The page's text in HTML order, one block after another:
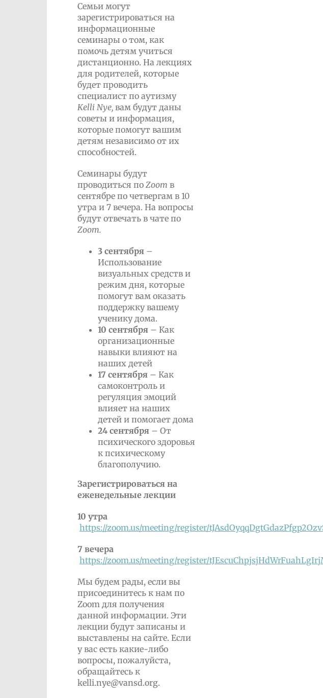
Семьи могут
зарегистрироваться на
информационные
семинары о том, как
помочь детям учиться
дистанционно. На лекциях
для родителей, которые
будет проводить
специалист по аутизму
Kelli Nye,вам будут даны
советы и информация,
которые помогут вашим
детям независимо от их
способностей.
Семинары будут
проводиться поZoom в
сентябре по четвергам в 10
утра и 7 вечера. На вопросы
будут отвечать в чате по
Zoom.
3 сентября –
Использование
визуальных средств и
режим дня, которые
помогут вам оказать
поддержку вашему
ученику дома.
10сентября – Как
организационные
навыки влияют на
наших детей
17 сентября – Как
самоконтроль и
регуляция эмоций
влияет на наших
детей и помогает дома
24 сентября – От
психического здоровья
к психическому
благополучию.
Зарегистрироваться на
еженедельные лекции
10 утра
https://zoom.us/meeting/register/
7 вечера
https://zoom.us/meeting/register/
Мы будем рады, если вы
присоединитесь к нам по
Zoom для получения
данной информации. Эти
лекции будут записаны и
выставлены на сайте. Если
у вас есть какие-либо
вопросы, пожалуйста,
обращайтесь к
kelli.nye@vansd.org.